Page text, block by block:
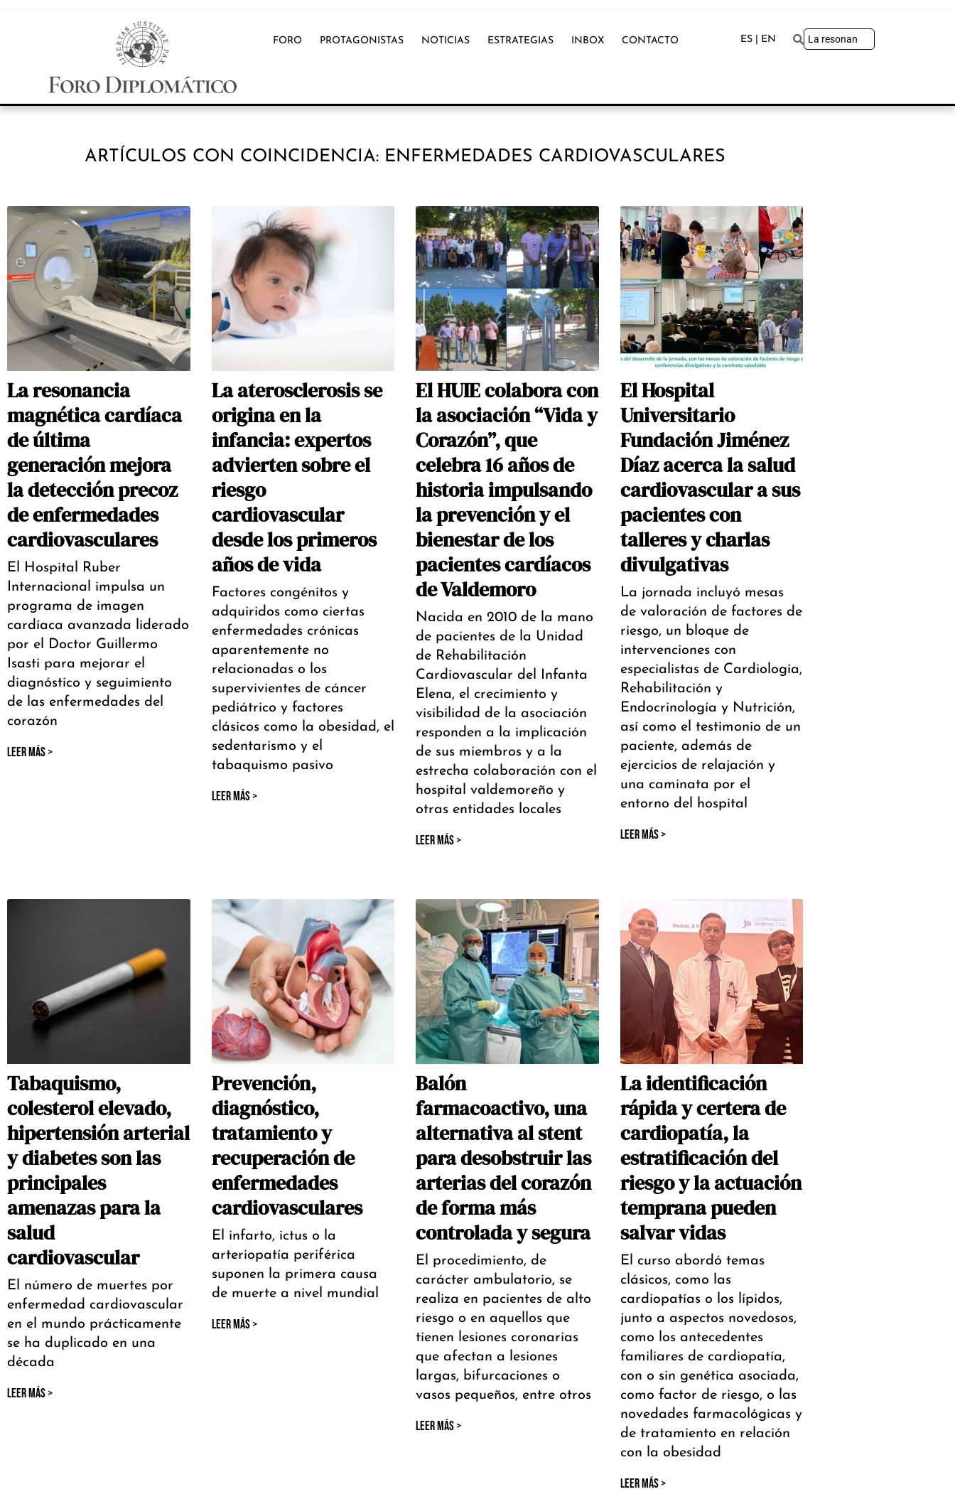
FORO PROTAGONISTAS NOTICIAS ESTRATEGIAS INBOX CONTACTO ES | EN
ARTÍCULOS CON COINCIDENCIA: ENFERMEDADES CARDIOVASCULARES
La resonancia
magnética cardíaca
de última
generación mejora
la detección precoz
de enfermedades
cardiovasculares
El Hospital Ruber
Internacional impulsa un
programa de imagen
cardíaca avanzada liderado
por el Doctor Guillermo
Isasti para mejorar el
diagnóstico y seguimiento
de las enfermedades del
corazón
LEER MÁS >
La aterosclerosis se
origina en la
infancia: expertos
advierten sobre el
riesgo
cardiovascular
desde los primeros
años de vida
Factores congénitos y
adquiridos como ciertas
enfermedades crónicas
aparentemente no
relacionadas o los
supervivientes de cáncer
pediátrico y factores
clásicos como la obesidad, el
sedentarismo y el
tabaquismo pasivo
LEER MÁS >
El HUIE colabora con
la asociación “Vida y
Corazón”, que
celebra 16 años de
historia impulsando
la prevención y el
bienestar de los
pacientes cardíacos
de Valdemoro
Nacida en 2010 de la mano
de pacientes de la Unidad
de Rehabilitación
Cardiovascular del Infanta
Elena, el crecimiento y
visibilidad de la asociación
responden a la implicación
de sus miembros y a la
estrecha colaboración con el
hospital valdemoreño y
otras entidades locales
LEER MÁS >
El Hospital
Universitario
Fundación Jiménez
Díaz acerca la salud
cardiovascular a sus
pacientes con
talleres y charlas
divulgativas
La jornada incluyó mesas
de valoración de factores de
riesgo, un bloque de
intervenciones con
especialistas de Cardiología,
Rehabilitación y
Endocrinología y Nutrición,
así como el testimonio de un
paciente, además de
ejercicios de relajación y
una caminata por el
entorno del hospital
LEER MÁS >
Tabaquismo,
colesterol elevado,
hipertensión arterial
y diabetes son las
principales
amenazas para la
salud
cardiovascular
El número de muertes por
enfermedad cardiovascular
en el mundo prácticamente
se ha duplicado en una
década
LEER MÁS >
Prevención,
diagnóstico,
tratamiento y
recuperación de
enfermedades
cardiovasculares
El infarto, ictus o la
arteriopatía periférica
suponen la primera causa
de muerte a nivel mundial
LEER MÁS >
Balón
farmacoactivo, una
alternativa al stent
para desobstruir las
arterias del corazón
de forma más
controlada y segura
El procedimiento, de
carácter ambulatorio, se
realiza en pacientes de alto
riesgo o en aquellos que
tienen lesiones coronarias
que afectan a lesiones
largas, bifurcaciones o
vasos pequeños, entre otros
LEER MÁS >
La identificación
rápida y certera de
cardiopatía, la
estratificación del
riesgo y la actuación
temprana pueden
salvar vidas
El curso abordó temas
clásicos, como las
cardiopatías o los lípidos,
junto a aspectos novedosos,
como los antecedentes
familiares de cardiopatía,
con o sin genética asociada,
como factor de riesgo, o las
novedades farmacológicas y
de tratamiento en relación
con la obesidad
LEER MÁS >